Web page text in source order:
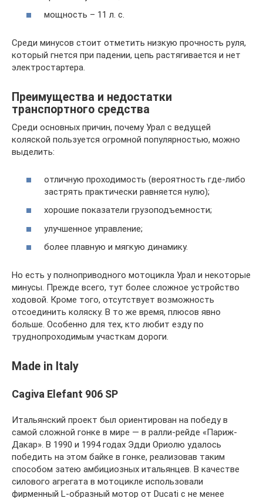
мощность – 11 л. с.
Среди минусов стоит отметить низкую прочность руля,
который гнется при падении, цепь растягивается и нет
электростартера.
Преимущества и недостатки
транспортного средства
Среди основных причин, почему Урал с ведущей
коляской пользуется огромной популярностью, можно
выделить:
отличную проходимость (вероятность где-либо
застрять практически равняется нулю);
хорошие показатели грузоподъемности;
улучшенное управление;
более плавную и мягкую динамику.
Но есть у полноприводного мотоцикла Урал и некоторые
минусы. Прежде всего, тут более сложное устройство
ходовой. Кроме того, отсутствует возможность
отсоединить коляску. В то же время, плюсов явно
больше. Особенно для тех, кто любит езду по
труднопроходимым участкам дороги.
Made in Italy
Cagiva Elefant 906 SP
Итальянский проект был ориентирован на победу в
самой сложной гонке в мире — в ралли-рейде «Париж-
Дакар». В 1990 и 1994 годах Эдди Ориолю удалось
победить на этом байке в гонке, реализовав таким
способом затею амбициозных итальянцев. В качестве
силового агрегата в мотоцикле использовали
фирменный L-образный мотор от Ducati с не менее